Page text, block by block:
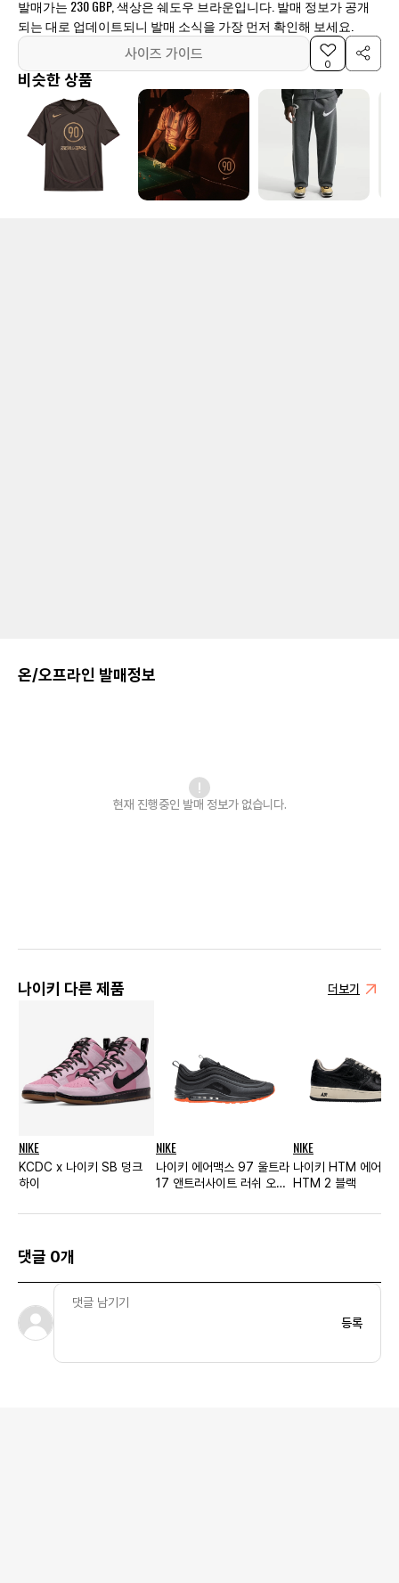
발매가는 230 GBP, 색상은 쉐도우 브라운입니다. 발매 정보가 공개
되는 대로 업데이트되니 발매 소식을 가장 먼저 확인해 보세요.
사이즈 가이드
0
비슷한 상품
온/오프라인 발매정보
현재 진행중인 발매 정보가 없습니다.
나이키 다른 제품 더보기
NIKE
KCDC x 나이키 SB 덩크
하이
NIKE
나이키 에어맥스 97 울트라
17 앤트러사이트 러쉬 오렌
NIKE
나이키 HTM 에어포
HTM 2 블랙
댓글 0개
등록